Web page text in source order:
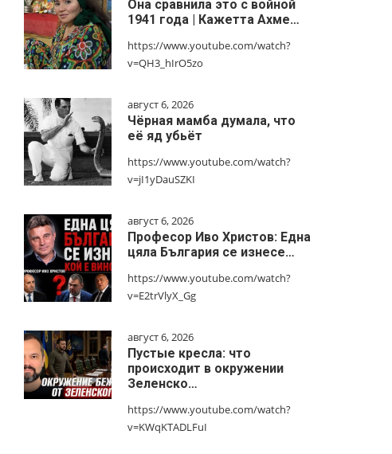
Она сравнила это с войной
1941 года | Кажетта Ахме…
https://www.youtube.com/watch?
v=QH3_hIrO5zo
август 6, 2026
Чёрная мамба думала, что
её яд убьёт
https://www.youtube.com/watch?
v=jI1yDauSZKI
август 6, 2026
Професор Иво Христов: Една
цяла България се изнесе…
https://www.youtube.com/watch?
v=E2trVlyX_Gg
август 6, 2026
Пустые кресла: что
происходит в окружении
Зеленско…
https://www.youtube.com/watch?
v=KWqKTADLFuI